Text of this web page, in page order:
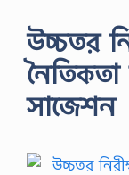
উচ্চতর
নৈতিকতা
সাজেশন